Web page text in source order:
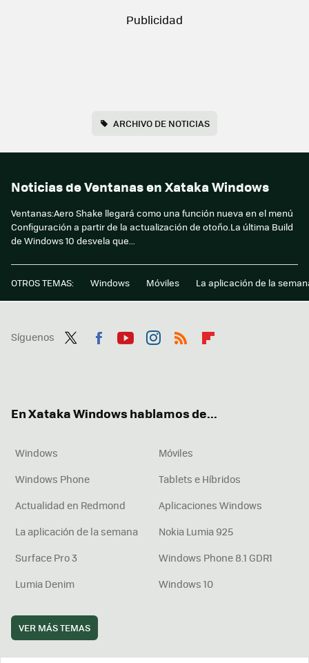
ARCHIVO DE NOTICIAS
Noticias de Ventanas en Xataka Windows
Ventanas:Aero Shake llegará como una función nueva en el menú
Configuración a partir de la actualización de otoño.La última Build
de Windows 10 desvela que...
OTROS TEMAS: Windows Móviles La aplicación de la
Síguenos
En Xataka Windows hablamos de...
Windows
Móviles
Windows Phone
Tablets e Híbridos
Actualidad en Redmond
Aplicaciones Windows
La aplicación de la semana
Nokia Lumia 925
Surface Pro 3
Windows Phone 8.1 GDR1
Lumia Denim
Windows 10
VER MÁS TEMAS